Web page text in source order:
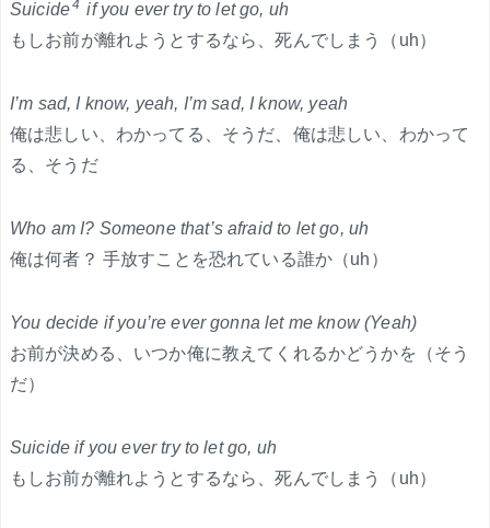
Suicide4 if you ever try to let go, uh
もしお前が離れようとするなら、死んでしまう（uh）
I’m sad, I know, yeah, I’m sad, I know, yeah
俺は悲しい、わかってる、そうだ、俺は悲しい、わかって
る、そうだ
Who am I? Someone that’s afraid to let go, uh
俺は何者？ 手放すことを恐れている誰か（uh）
You decide if you’re ever gonna let me know (Yeah)
お前が決める、いつか俺に教えてくれるかどうかを（そう
だ）
Suicide if you ever try to let go, uh
もしお前が離れようとするなら、死んでしまう（uh）